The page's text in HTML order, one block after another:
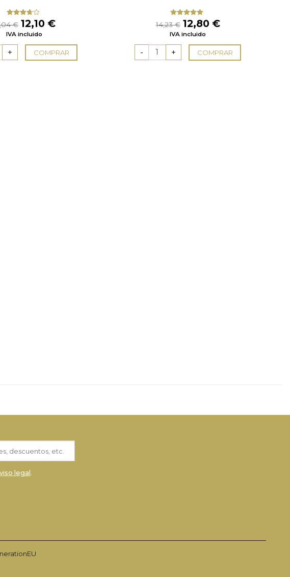
Valorado
con
3.50de
€ El
precio
original
era:
16,04 €.
12,10 €El
actual
es:
12,10 €.
IVA incluido
COMPRAR
Valorado
con
4.80
de 5
14,23€ El
precio
original
era:
14,23 €.
12,80 €El
actual
es:
12,80 €.
IVA incluido
COMPRAR
legal.